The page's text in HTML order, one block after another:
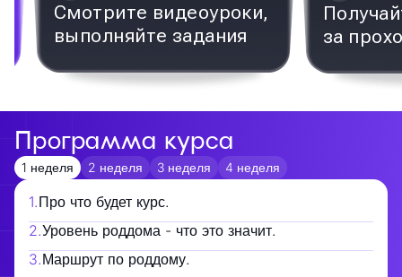
Смотрите видеоуроки,
выполняйте задания
за
Программа курса
1 неделя 2 неделя 3 неделя 4 неделя
1.Про что будет курс.
2.Уровень роддома - что это значит.
3.Маршрут по роддому.